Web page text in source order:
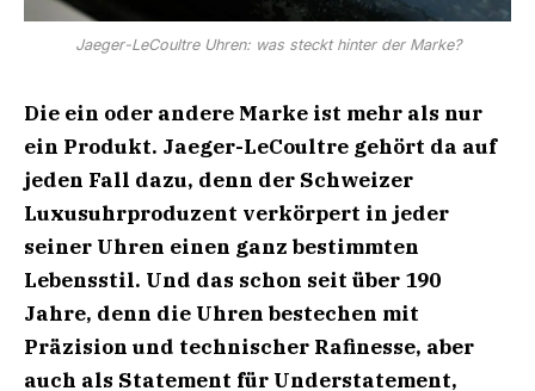
Jaeger-LeCoultre Uhren: was steckt hinter der Marke?
Die ein oder andere Marke ist mehr als nur
ein Produkt. Jaeger-LeCoultre gehört da auf
jeden Fall dazu, denn der Schweizer
Luxusuhrproduzent verkörpert in jeder
seiner Uhren einen ganz bestimmten
Lebensstil. Und das schon seit über 190
Jahre, denn die Uhren bestechen mit
Präzision und technischer Rafinesse, aber
auch als Statement für Understatement,